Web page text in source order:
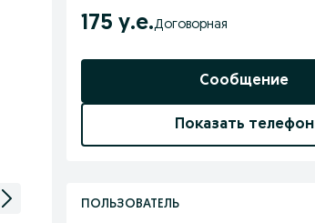
175 у.е. Договорная
Сообщение
Показать телефон
ПОЛЬЗОВАТЕЛЬ